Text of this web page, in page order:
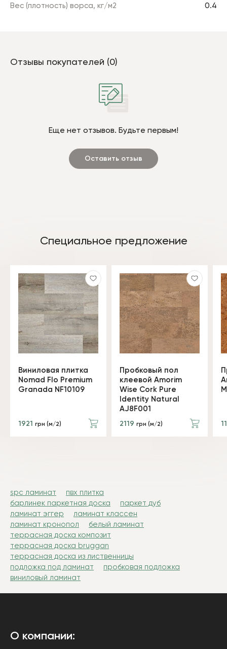
Вес (плотность) ворса, кг/м2 0.4
Отзывы покупателей (0)
Еще нет отзывов. Будьте первым!
Оставить отзыв
Специальное предложение
Виниловая плитка
Nomad Flo Premium
Granada NF10109
1921 грн (м/2)
Пробковый пол
клеевой Amorim
Wise Cork Pure
Identity Natural
AJ8F001
2119 грн (м/2)
spc ламинат
пвх плитка
барлинек паркетная доска
паркет дуб
ламинат эггер
ламинат классен
ламинат кронопол
белый ламинат
террасная доска композит
террасная доска bruggan
террасная доска из лиственницы
подложка под ламинат
пробковая подложка
виниловый ламинат
О компании: